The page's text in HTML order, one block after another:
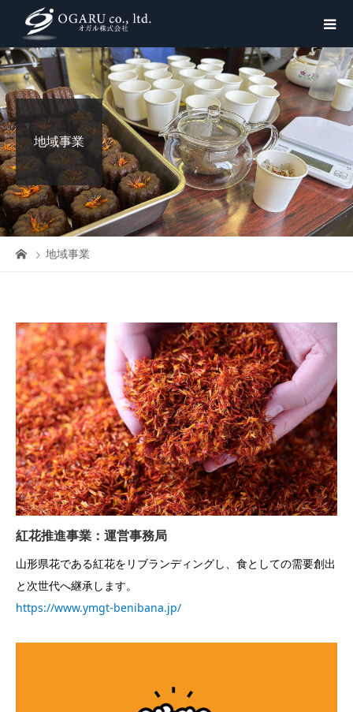
地域事業
地域事業
紅花推進事業：運営事務局
山形県花である紅花をリブランディングし、食としての需要創出
と次世代へ継承します。
https://www.ymgt-benibana.jp/